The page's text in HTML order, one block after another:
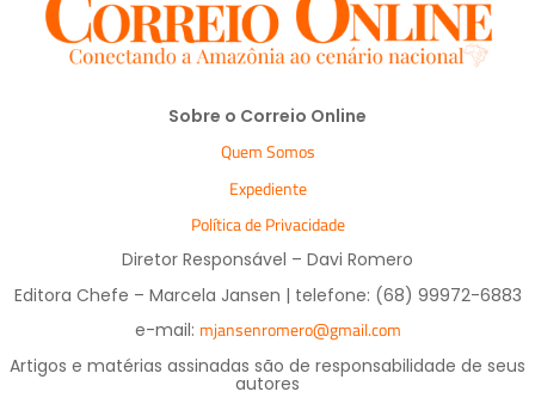
Sobre o Correio Online
Quem Somos
Expediente
Política de Privacidade
Diretor Responsável – Davi Romero
Editora Chefe – Marcela Jansen | telefone: (68) 99972-6883
e-mail: mjansenromero@gmail.com
Artigos e matérias assinadas são de responsabilidade de seus
autores